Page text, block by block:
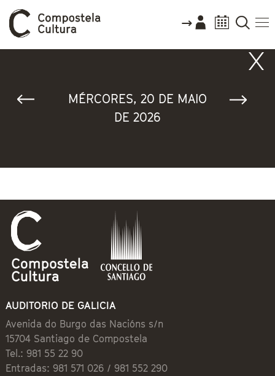
MÉRCORES, 20 DE MAIO
DE 2026
AUDITORIO DE GALICIA
Avenida do Burgo das Nacións s/n
15704 Santiago de Compostela
Tel.: 981 55 22 90
Entradas: 981 571 026 / 981 552 290